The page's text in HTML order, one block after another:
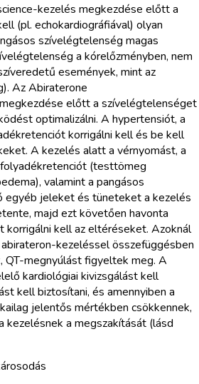
kezelés megkezdése előtt a
(pl. echokardiográfiával) olyan
szívelégtelenség magas
a kórelőzményben, nem
események, mint az
Az Abiraterone
előtt a szívelégtelenséget
optimalizálni. A hypertensiót, a
korrigálni kell és be kell
A kezelés alatt a vérnyomást, a
(testtömeg
valamint a pangásos
egyéb jeleket és tüneteket a kezelés
majd ezt követően havonta
korrigálni kell az eltéréseket. Azoknál
kezeléssel összefüggésben
QT-megnyúlást figyeltek meg. A
kardiológiai kivizsgálást kell
kell biztosítani, és amennyiben a
jelentős mértékben csökkennek,
kezelésnek a megszakítását (lásd